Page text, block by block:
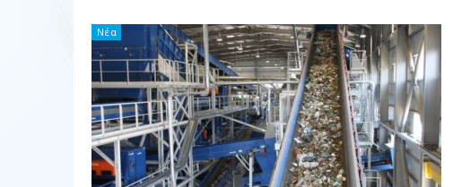
Κατασκευαστικές
Νέα